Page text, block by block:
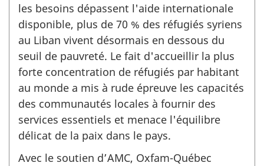
les besoins dépassent l'aide internationale
disponible, plus de 70 % des réfugiés syriens
au Liban vivent désormais en dessous du
seuil de pauvreté. Le fait d'accueillir la plus
forte concentration de réfugiés par habitant
au monde a mis à rude épreuve les capacités
des communautés locales à fournir des
services essentiels et menace l'équilibre
délicat de la paix dans le pays.
Avec le soutien d’AMC, Oxfam-Québec